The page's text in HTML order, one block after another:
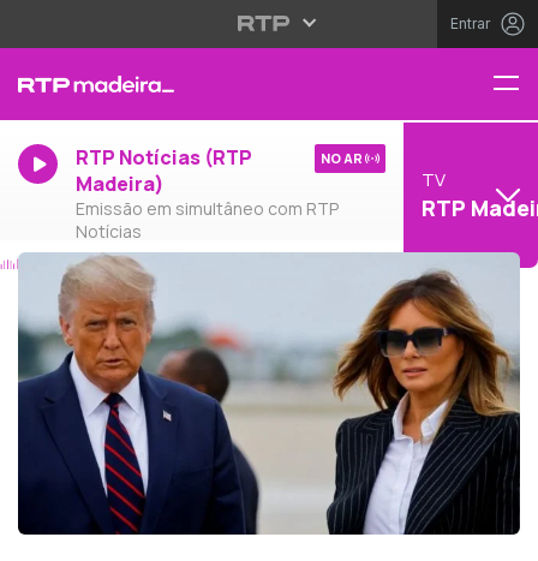
Entrar
RTP Notícias (RTP
Madeira)
Emissão em simultâneo com RTP
Notícias
NO AR
TV
RTP